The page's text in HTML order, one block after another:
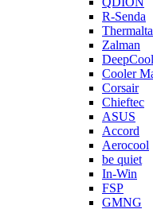
R-Senda
Zalman
DeepCool
Cooler
Corsair
Chieftec
ASUS
Accord
Aerocool
be quiet
In-Win
FSP
GMNG